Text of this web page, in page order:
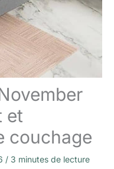
et
couchage
/ 3 minutes de lecture